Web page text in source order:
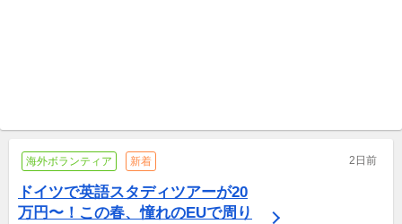
海外ボランティア 新着 2日前
ドイツで英語スタディツアーが20
万円〜！この春、憧れのEUで周り